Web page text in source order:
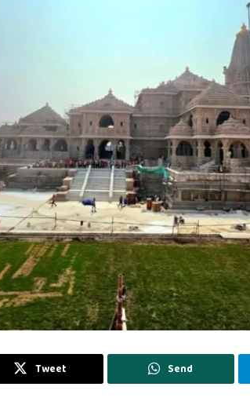
Tweet Send